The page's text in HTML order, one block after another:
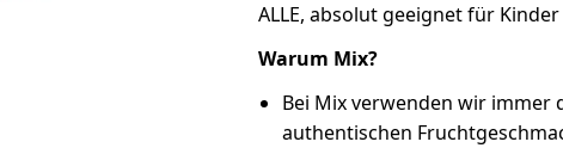
ALLE, absolut geeignet für
Warum Mix?
Bei Mix verwenden wir immer
authentischen